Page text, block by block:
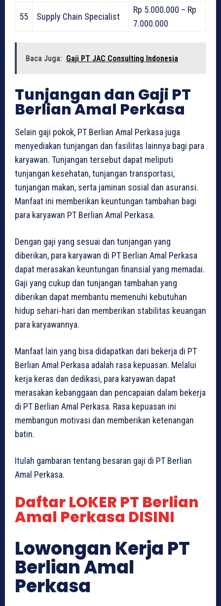
55 Supply Chain Specialist
Rp 5.000.000 – Rp
7.000.000
Baca Juga: Gaji PT JAC Consulting Indonesia
Tunjangan dan Gaji PT
Berlian Amal Perkasa
Selain gaji pokok, PT Berlian Amal Perkasa juga
menyediakan tunjangan dan fasilitas lainnya bagi para
karyawan. Tunjangan tersebut dapat meliputi
tunjangan kesehatan, tunjangan transportasi,
tunjangan makan, serta jaminan sosial dan asuransi.
Manfaat ini memberikan keuntungan tambahan bagi
para karyawan PT Berlian Amal Perkasa.
Dengan gaji yang sesuai dan tunjangan yang
diberikan, para karyawan di PT Berlian Amal Perkasa
dapat merasakan keuntungan finansial yang memadai.
Gaji yang cukup dan tunjangan tambahan yang
diberikan dapat membantu memenuhi kebutuhan
hidup sehari-hari dan memberikan stabilitas keuangan
para karyawannya.
Manfaat lain yang bisa didapatkan dari bekerja di PT
Berlian Amal Perkasa adalah rasa kepuasan. Melalui
kerja keras dan dedikasi, para karyawan dapat
merasakan kebanggaan dan pencapaian dalam bekerja
di PT Berlian Amal Perkasa. Rasa kepuasan ini
membangun motivasi dan memberikan ketenangan
batin.
Itulah gambaran tentang besaran gaji di PT Berlian
Amal Perkasa.
Daftar LOKER PT Berlian
Amal Perkasa DISINI
Lowongan Kerja PT
Berlian Amal
Perkasa